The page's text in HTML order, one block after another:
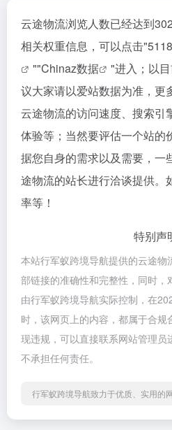
云途物流浏览人数已经达到
相关权重信息，可以点击"
""Chinaz数据
"进入；以
议大家请以爱站数据为准，更
云途物流的访问速度、搜索引
体验等；当然要评估一个站的
据您自身的需求以及需要，一
途物流的站长进行洽谈提供。
率等！
特别声
本站行军蚁跨境导航提供的云途
部链接的准确性和完整性，同时，
由行军蚁跨境导航实际控制，在
时，该网页上的内容，都属于合规
现违规，可以直接联系网站管理
不承担任何责任。
行军蚁跨境导航致力于优质、实用的